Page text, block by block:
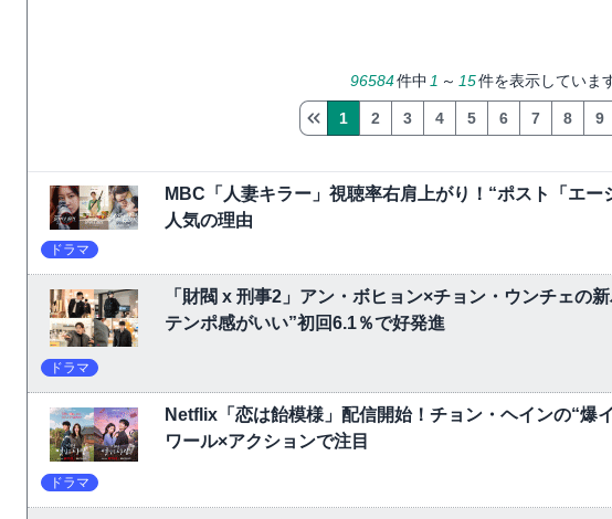
96584件中 1 ～ 15件を表示していま
1 2 3 4 5 6 7 8 9
MBC「人妻キラー」視聴率右肩上がり！“ポスト「エ
人気の理由
ドラマ
「財閥 x 刑事2」アン・ボヒョン×チョン・ウンチェの
テンポ感がいい”初回6.1％で好発進
ドラマ
Netflix「恋は飴模様」配信開始！チョン・ヘインの“爆
ワール×アクションで注目
ドラマ